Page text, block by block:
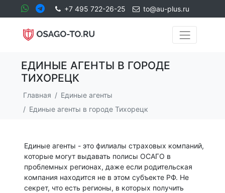
+7 495 722-26-25 to@au-plus.ru
ЕДИНЫЕ АГЕНТЫ В ГОРОДЕ
ТИХОРЕЦК
Главная
Единые агенты
Единые агенты в городе Тихорецк
Единые агенты - это филиалы страховых компаний,
которые могут выдавать полисы ОСАГО в
проблемных регионах, даже если родительская
компания находится не в этом субъекте РФ. Не
секрет, что есть регионы, в которых получить